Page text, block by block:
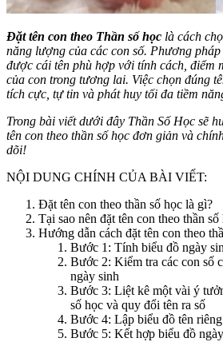
Đặt tên con theo Thần số học là cách
năng lượng của các con số. Phương
được cái tên phù hợp với tính cách, điểm
của con trong tương lai. Việc chọn đúng
tích cực, tự tin và phát huy tối đa tiềm
Trong bài viết dưới đây Thần Số Học sẽ
tên con theo thần số học đơn giản và
dõi!
NỘI DUNG CHÍNH CỦA BÀI VIẾT:
Đặt tên con theo thần số học là gì?
Tại sao nên đặt tên con theo thần số
Hướng dẫn cách đặt tên con theo
Bước 1: Tính biểu đồ ngày
Bước 2: Kiểm tra các con số
ngày sinh
Bước 3: Liệt kê một vài ý
số học và quy đổi tên ra số
Bước 4: Lập biểu đồ tên riêng
Bước 5: Kết hợp biểu đồ